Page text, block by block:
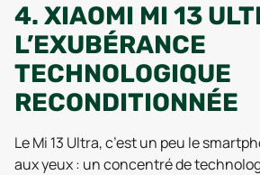
4. XIAOMI MI 13
L’EXUBÉRANCE
TECHNOLOGIQUE
RECONDITIONNÉE
Le Mi 13 Ultra, c’est un peu le
aux yeux : un concentré de